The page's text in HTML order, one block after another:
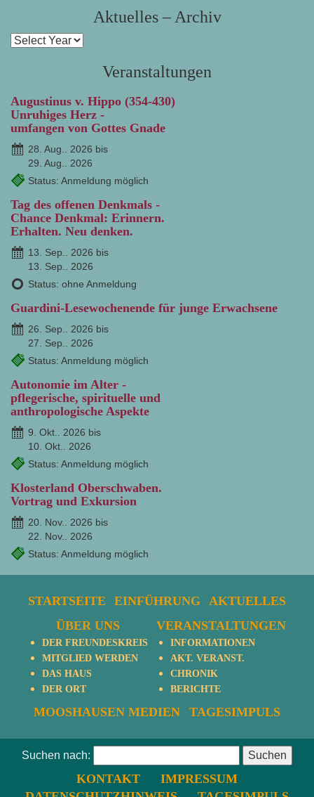
Aktuelles – Archiv
Veranstaltungen
Augustinus v. Hippo (354-430)
Unruhiges Herz -
umfangen von Gottes Gnade
28. Aug.. 2026 bis
29. Aug.. 2026
Status: Anmeldung möglich
Tag des offenen Denkmals -
Chance Denkmal: Erinnern.
Erhalten. Neu denken.
13. Sep.. 2026 bis
13. Sep.. 2026
Status: ohne Anmeldung
Guardini-Lesewochenende für junge Erwachsene
26. Sep.. 2026 bis
27. Sep.. 2026
Status: Anmeldung möglich
Autonomie im Alter -
pflegerische, spirituelle und
anthropologische Aspekte
9. Okt.. 2026 bis
10. Okt.. 2026
Status: Anmeldung möglich
Klosterland Oberschwaben.
Vortrag und Exkursion
20. Nov.. 2026 bis
22. Nov.. 2026
Status: Anmeldung möglich
STARTSEITE EINFÜHRUNG
AKTUELLES
ÜBER UNS
DER FREUNDESKREIS
MITGLIED WERDEN
DAS HAUS
DER ORT
VERANSTALTUNGEN
INFORMATIONEN
AKT. VERANST.
CHRONIK
BERICHTE
MOOSHAUSEN MEDIEN TAGESIMPULS
Suchen nach:
KONTAKT
IMPRESSUM